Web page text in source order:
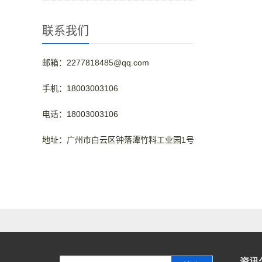
联系我们
邮箱：2277818485@qq.com
手机：18003003106
电话：18003003106
地址：广州市白云区钟落潭竹料工业园1号